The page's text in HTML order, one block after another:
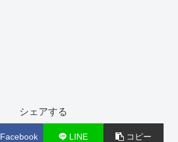
シェアする
Facebook LINE コピー